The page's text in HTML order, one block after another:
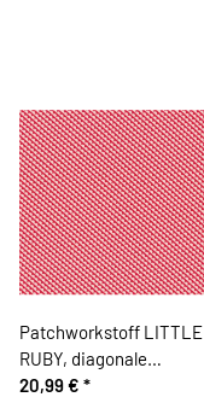
Patchworkstoff LITTLE
RUBY, diagonale
Wellenstreifen, rot-
20,99 € *